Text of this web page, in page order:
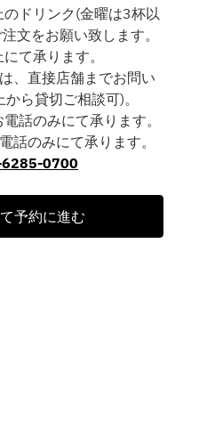
ドリンク(金曜は3杯以
文をお願い致します。
て承ります。
、直接店舗までお問い
ら貸切ご相談可)。
話のみにて承ります。
のみにて承ります。
0700
予約に進む